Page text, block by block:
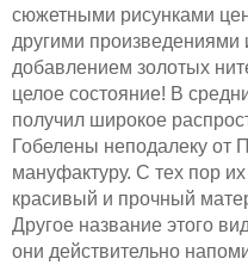
сюжетными рисунками
другими произведениями
добавлением золотых
целое состояние! В
получил широкое
Гобелены неподалеку от
мануфактуру. С тех пор
красивый и прочный
Другое название этого
они действительно